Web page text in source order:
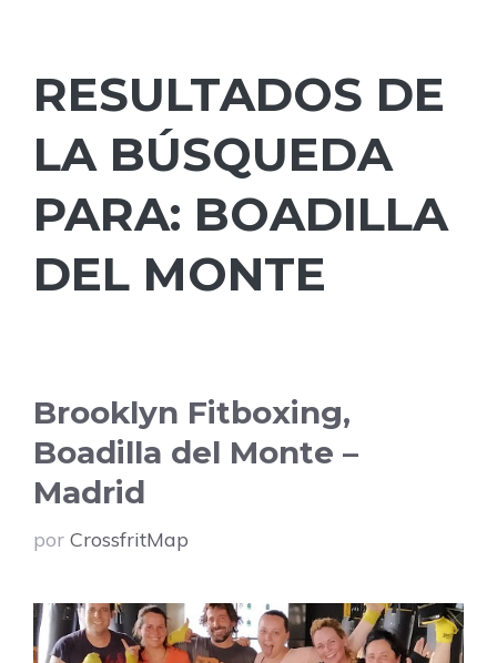
RESULTADOS DE
LA BÚSQUEDA
PARA: BOADILLA
DEL MONTE
Brooklyn Fitboxing,
Boadilla del Monte –
Madrid
por CrossfritMap